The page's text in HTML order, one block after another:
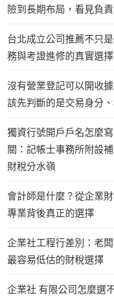
險到長期布局，看見負
台北成立公司推薦不只
務與考證進修的真實選擇
沒有營業登記可以開收
該先判斷的是交易身分
獨資行號開戶戶名怎麼
關：記帳士事務所附設
財稅分水嶺
會計師是什麼？從企業
專業背後真正的選擇
企業社工程行差別：老
最容易低估的財稅選擇
企業社 有限公司怎麼選